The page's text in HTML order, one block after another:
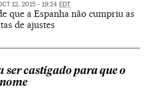
12, 2015 - 19:24 EDT
que a Espanha não cumpriu as
de ajustes
ser castigado para que o